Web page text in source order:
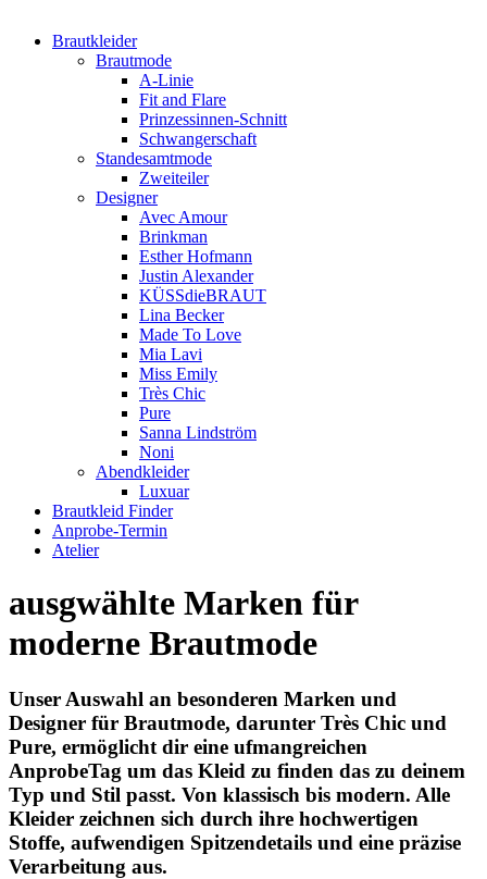
Brautkleider
Brautmode
A-Linie
Fit and Flare
Prinzessinnen-Schnitt
Schwangerschaft
Standesamtmode
Zweiteiler
Designer
Avec Amour
Brinkman
Esther Hofmann
Justin Alexander
KÜSSdieBRAUT
Lina Becker
Made To Love
Mia Lavi
Miss Emily
Très Chic
Pure
Sanna Lindström
Noni
Abendkleider
Luxuar
Brautkleid Finder
Anprobe-Termin
Atelier
ausgwählte Marken für
moderne Brautmode
Unser Auswahl an besonderen Marken und
Designer für Brautmode, darunter Très Chic und
Pure, ermöglicht dir eine ufmangreichen
AnprobeTag um das Kleid zu finden das zu deinem
Typ und Stil passt. Von klassisch bis modern. Alle
Kleider zeichnen sich durch ihre hochwertigen
Stoffe, aufwendigen Spitzendetails und eine präzise
Verarbeitung aus.